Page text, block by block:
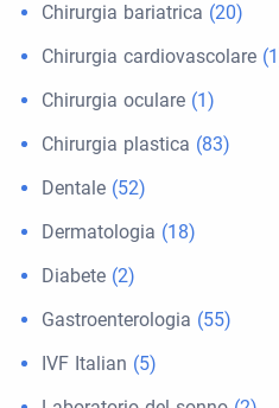
Chirurgia bariatrica (20)
Chirurgia cardiovascolare
Chirurgia oculare (1)
Chirurgia plastica (83)
Dentale (52)
Dermatologia (18)
Diabete (2)
Gastroenterologia (55)
IVF Italian (5)